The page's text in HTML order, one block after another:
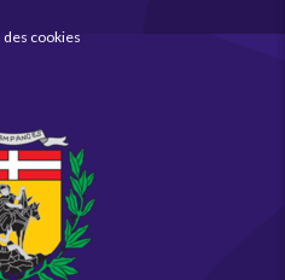
cookies